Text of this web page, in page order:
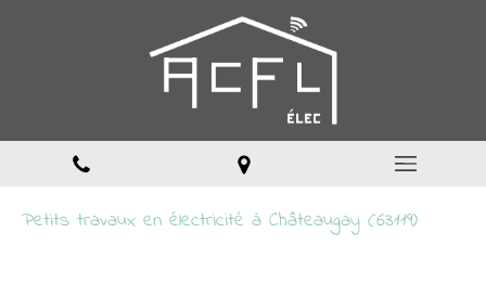
Petits travaux en électricité à Châteaugay (63119)